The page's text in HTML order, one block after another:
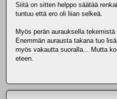
Siitä on sitten helppo säätää
tuntuu että ero oli liian selkeä.
Myös perän aurauksella tekemistä
Enemmän aurausta takana tuo
myös vakautta suoralla... Mutta
eteen.